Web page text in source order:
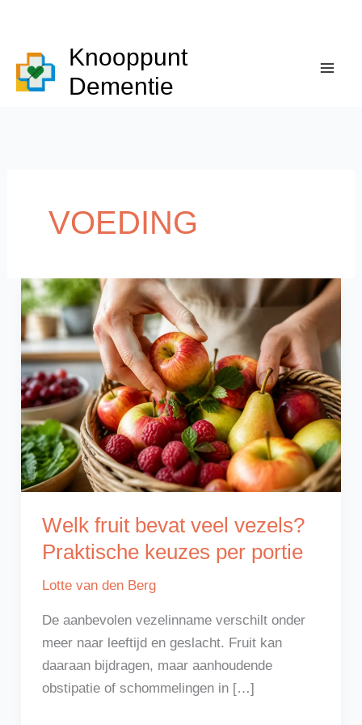
inhoud
Knooppunt
Dementie
VOEDING
Welk fruit bevat veel vezels?
Praktische keuzes per portie
Lotte van den Berg
De aanbevolen vezelinname verschilt onder
meer naar leeftijd en geslacht. Fruit kan
daaraan bijdragen, maar aanhoudende
obstipatie of schommelingen in […]